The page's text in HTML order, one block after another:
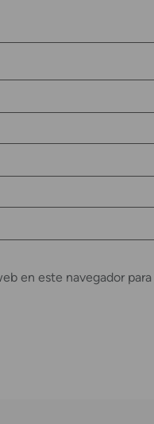
en este navegador para